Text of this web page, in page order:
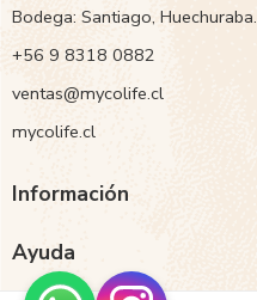
Bodega: Santiago, Huechuraba.
‭+56 9 8318 0882‬
ventas@mycolife.cl
mycolife.cl
Información
Ayuda